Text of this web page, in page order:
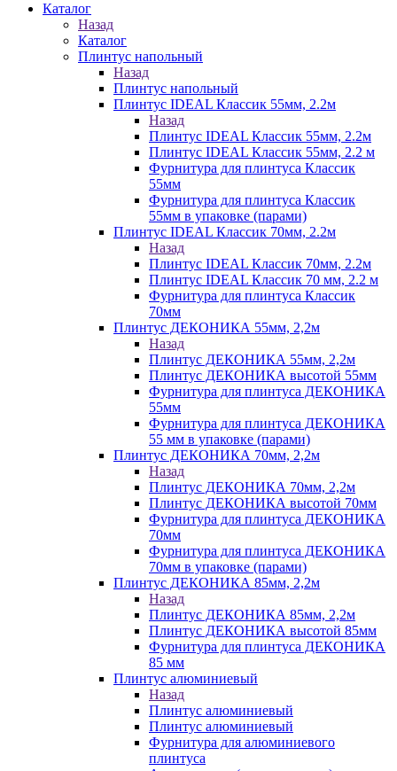
Каталог
Назад
Каталог
Плинтус напольный
Назад
Плинтус напольный
Плинтус IDEAL Классик 55мм, 2.2м
Назад
Плинтус IDEAL Классик 55мм, 2.2м
Плинтус IDEAL Классик 55мм, 2.2 м
Фурнитура для плинтуса Классик
55мм
Фурнитура для плинтуса Классик
55мм в упаковке (парами)
Плинтус IDEAL Классик 70мм, 2.2м
Назад
Плинтус IDEAL Классик 70мм, 2.2м
Плинтус IDEAL Классик 70 мм, 2.2 м
Фурнитура для плинтуса Классик
70мм
Плинтус ДЕКОНИКА 55мм, 2,2м
Назад
Плинтус ДЕКОНИКА 55мм, 2,2м
Плинтус ДЕКОНИКА высотой 55мм
Фурнитура для плинтуса ДЕКОНИКА
55мм
Фурнитура для плинтуса ДЕКОНИКА
55 мм в упаковке (парами)
Плинтус ДЕКОНИКА 70мм, 2,2м
Назад
Плинтус ДЕКОНИКА 70мм, 2,2м
Плинтус ДЕКОНИКА высотой 70мм
Фурнитура для плинтуса ДЕКОНИКА
70мм
Фурнитура для плинтуса ДЕКОНИКА
70мм в упаковке (парами)
Плинтус ДЕКОНИКА 85мм, 2,2м
Назад
Плинтус ДЕКОНИКА 85мм, 2,2м
Плинтус ДЕКОНИКА высотой 85мм
Фурнитура для плинтуса ДЕКОНИКА
85 мм
Плинтус алюминиевый
Назад
Плинтус алюминиевый
Плинтус алюминиевый
Фурнитура для алюминиевого
плинтуса